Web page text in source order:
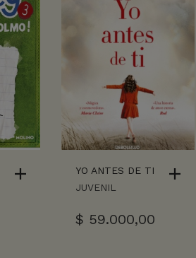
YO ANTES DE TI
JUVENIL
$ 59.000,00